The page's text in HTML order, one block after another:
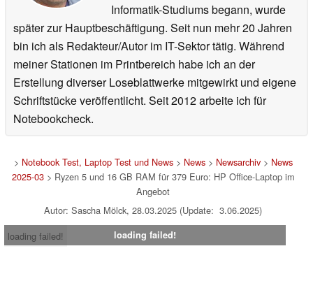
Informatik-Studiums begann, wurde
später zur Hauptbeschäftigung. Seit nun mehr 20 Jahren
bin ich als Redakteur/Autor im IT-Sektor tätig. Während
meiner Stationen im Printbereich habe ich an der
Erstellung diverser Loseblattwerke mitgewirkt und eigene
Schriftstücke veröffentlicht. Seit 2012 arbeite ich für
Notebookcheck.
> Notebook Test, Laptop Test und News> News> Newsarchiv> News
2025-03> Ryzen 5 und 16 GB RAM für 379 Euro: HP Office-Laptop im
Angebot
Autor: Sascha Mölck, 28.03.2025 (Update: 3.06.2025)
loading failed!
loading failed!